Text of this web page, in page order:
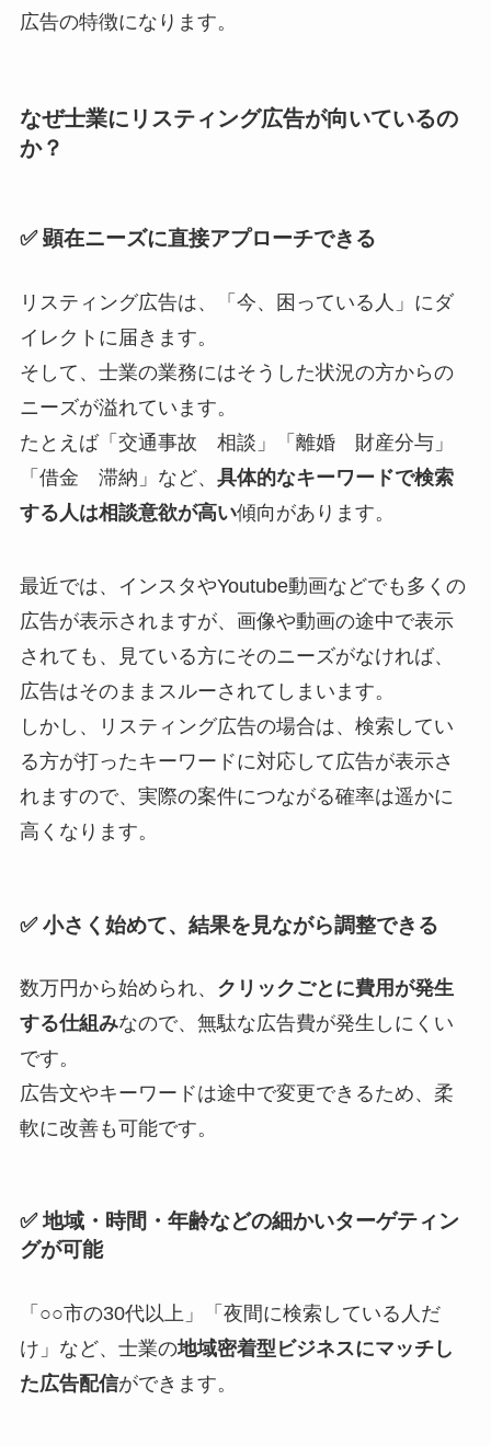
広告の特徴になります。
なぜ士業にリスティング広告が向いているの
か？
✅ 顕在ニーズに直接アプローチできる
リスティング広告は、「今、困っている人」にダ
イレクトに届きます。
そして、士業の業務にはそうした状況の方からの
ニーズが溢れています。
たとえば「交通事故 相談」「離婚 財産分与」
「借金 滞納」など、 具体的なキーワードで検索
する人は相談意欲が高い傾向があります。
最近では、インスタやYoutube動画などでも多くの
広告が表示されますが、画像や動画の途中で表示
されても、見ている方にそのニーズがなければ、
広告はそのままスルーされてしまいます。
しかし、リスティング広告の場合は、検索してい
る方が打ったキーワードに対応して広告が表示さ
れますので、実際の案件につながる確率は遥かに
高くなります。
✅ 小さく始めて、結果を見ながら調整できる
数万円から始められ、 クリックごとに費用が発生
する仕組みなので、無駄な広告費が発生しにくい
です。
広告文やキーワードは途中で変更できるため、柔
軟に改善も可能です。
✅ 地域・時間・年齢などの細かいターゲティン
グが可能
「○○市の30代以上」「夜間に検索している人だ
け」など、士業の地域密着型ビジネスにマッチし
た広告配信ができます。